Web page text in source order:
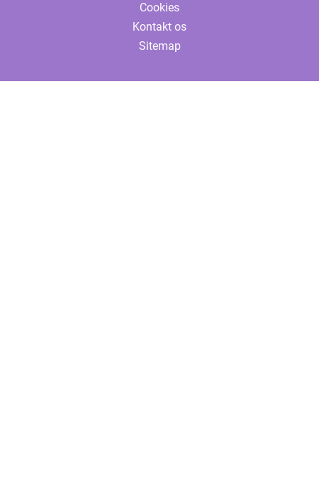
Cookies
Kontakt os
Sitemap